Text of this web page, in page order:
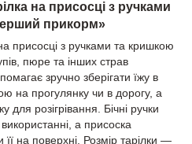
на присосці з ручками
прикорм»
присосці з ручками та кришкою
пюре та інших страв
зручно зберігати їжу в
на прогулянку чи в дорогу, а
для розігрівання. Бічні ручки
а присоска
на поверхні. Розмір тарілки —